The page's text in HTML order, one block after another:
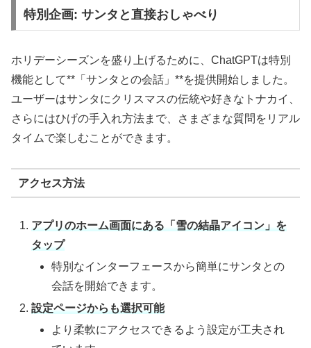
特別企画: サンタと直接おしゃべり
ホリデーシーズンを盛り上げるために、ChatGPTは特別
機能として**「サンタとの会話」**を提供開始しました。
ユーザーはサンタにクリスマスの伝統や好きなトナカイ、
さらにはひげの手入れ方法まで、さまざまな質問をリアル
タイムで楽しむことができます。
アクセス方法
アプリのホーム画面にある「雪の結晶アイコン」を
タップ
特別なインターフェースから簡単にサンタとの
会話を開始できます。
設定ページからも選択可能
より柔軟にアクセスできるよう設定が工夫され